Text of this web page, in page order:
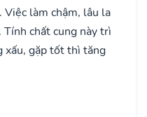
làm chậm, lâu la
Tính chất cung này trì
xấu, gặp tốt thì tăng